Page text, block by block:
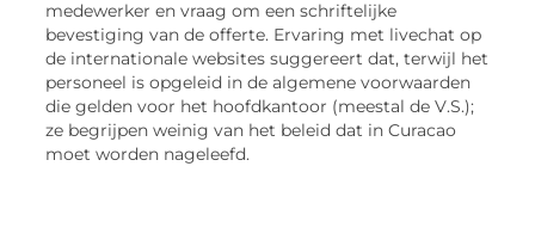
medewerker en vraag om een ​​schriftelijke
bevestiging van de offerte. Ervaring met livechat op
de internationale websites suggereert dat, terwijl het
personeel is opgeleid in de algemene voorwaarden
die gelden voor het hoofdkantoor (meestal de V.S.);
ze begrijpen weinig van het beleid dat in Curacao
moet worden nageleefd.